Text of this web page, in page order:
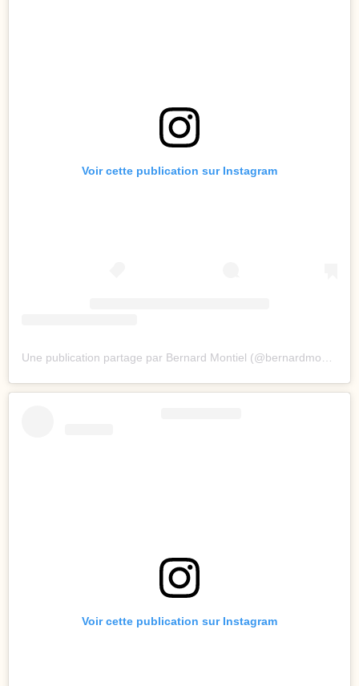
Voir cette publication sur Instagram
Voir cette publication sur Instagram